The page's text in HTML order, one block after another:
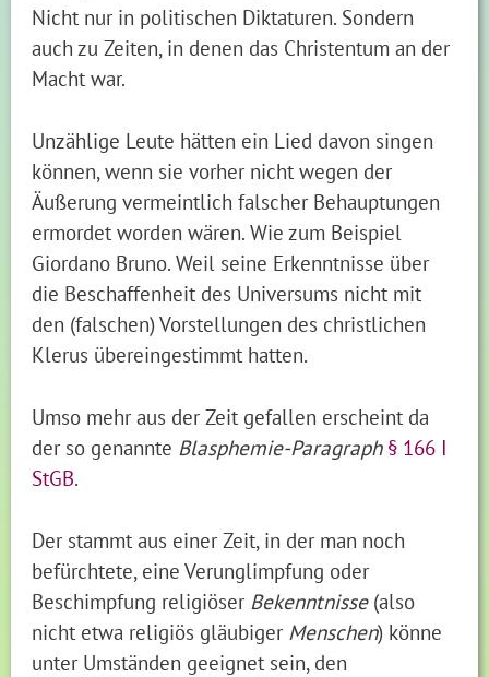
Nicht nur in politischen Diktaturen. Sondern
auch zu Zeiten, in denen das Christentum an der
Macht war.
Unzählige Leute hätten ein Lied davon singen
können, wenn sie vorher nicht wegen der
Äußerung vermeintlich falscher Behauptungen
ermordet worden wären. Wie zum Beispiel
Giordano Bruno. Weil seine Erkenntnisse über
die Beschaffenheit des Universums nicht mit
den (falschen) Vorstellungen des christlichen
Klerus übereingestimmt hatten.
Umso mehr aus der Zeit gefallen erscheint da
der so genannte Blasphemie-Paragraph § 166 I
StGB.
Der stammt aus einer Zeit, in der man noch
befürchtete, eine Verunglimpfung oder
Beschimpfung religiöser Bekenntnisse(also
nicht etwa religiös gläubiger Menschen) könne
unter Umständen geeignet sein, den